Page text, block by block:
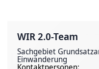
WIR 2.0-Team
Sachgebiet
Einwanderung